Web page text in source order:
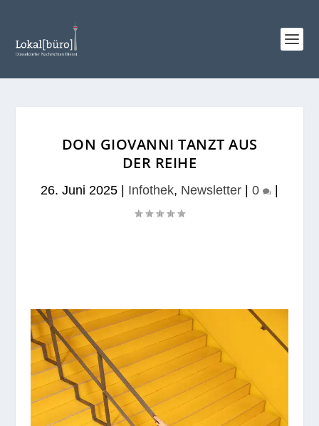
DON GIOVANNI TANZT AUS
DER REIHE
26. Juni 2025 Infothek, Newsletter 0